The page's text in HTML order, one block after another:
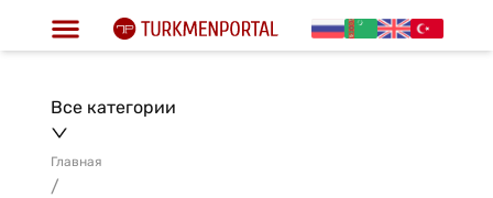
Все категории
Главная
/